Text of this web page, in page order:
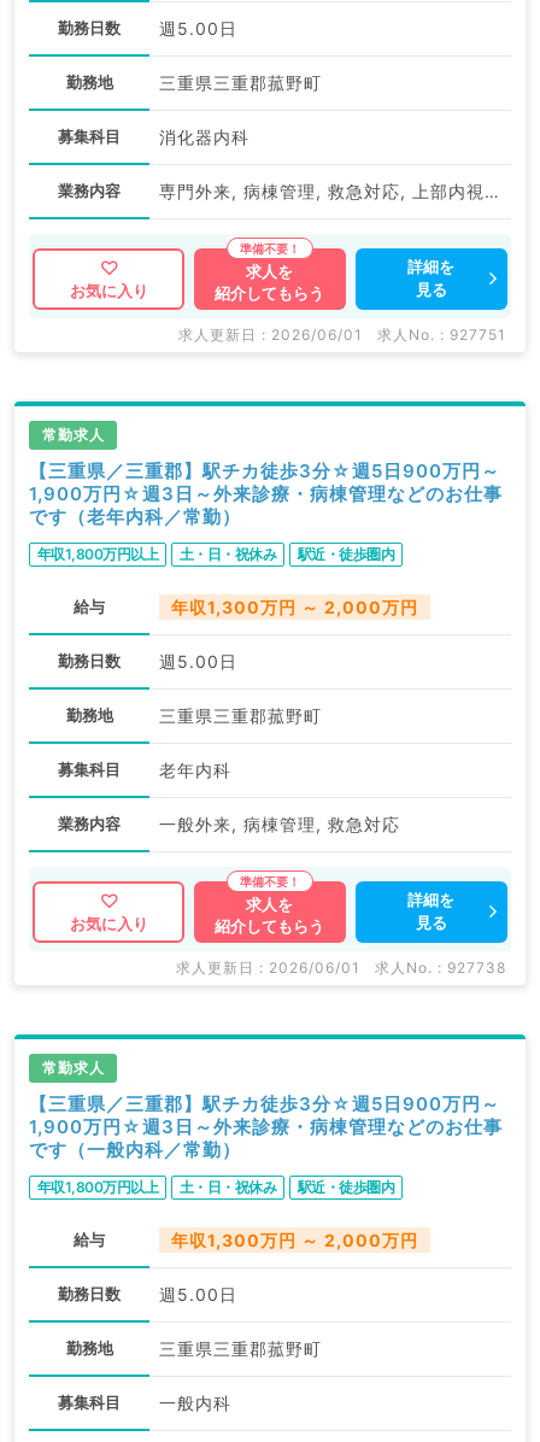
勤務日数 週5.00日
勤務地 三重県三重郡菰野町
募集科目 消化器内科
業務内容 専門外来, 病棟管理, 救急対応, 上部内視鏡検査（ＧＦ）, 下部内視鏡検査（ＣＦ）
お気に入り
求人を
紹介してもらう
詳細を
見る
求人更新日 : 2026/06/01 求人No. : 927751
常勤求人
【三重県／三重郡】駅チカ徒歩3分☆週5日900万円～
1,900万円☆週3日～外来診療・病棟管理などのお仕事
です（老年内科／常勤）
年収1,800万円以上 土・日・祝休み 駅近・徒歩圏内
給与 年収1,300万円 ～ 2,000万円
勤務日数 週5.00日
勤務地 三重県三重郡菰野町
募集科目 老年内科
業務内容 一般外来, 病棟管理, 救急対応
お気に入り
求人を
紹介してもらう
詳細を
見る
求人更新日 : 2026/06/01 求人No. : 927738
常勤求人
【三重県／三重郡】駅チカ徒歩3分☆週5日900万円～
1,900万円☆週3日～外来診療・病棟管理などのお仕事
です（一般内科／常勤）
年収1,800万円以上 土・日・祝休み 駅近・徒歩圏内
給与 年収1,300万円 ～ 2,000万円
勤務日数 週5.00日
勤務地 三重県三重郡菰野町
募集科目 一般内科